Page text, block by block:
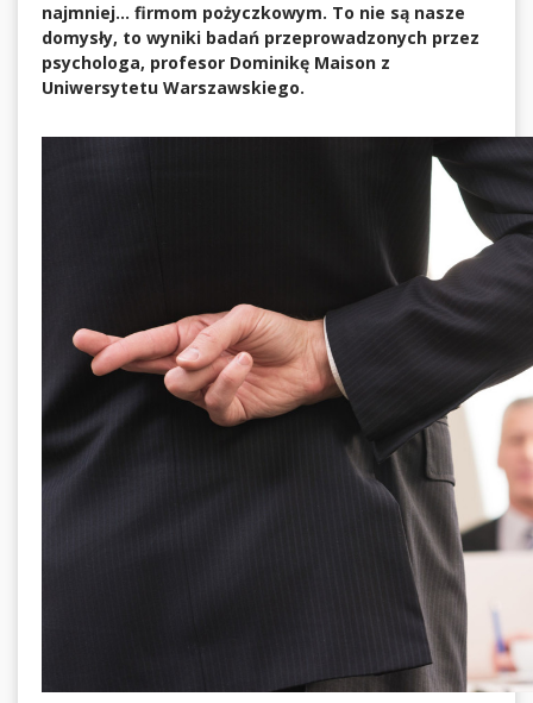
najmniej… firmom pożyczkowym. To nie są nasze
domysły, to wyniki badań przeprowadzonych przez
psychologa, profesor Dominikę Maison z
Uniwersytetu Warszawskiego.